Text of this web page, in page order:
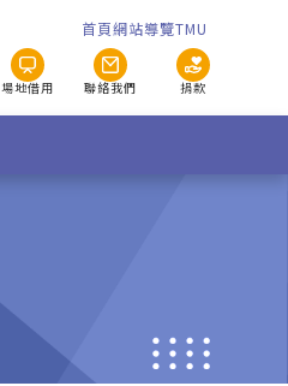
首頁網站導覽TMU
場地借用 聯絡我們 捐款